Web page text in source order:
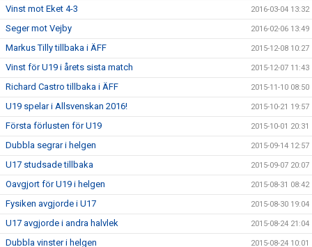
Vinst mot Eket 4-3 2016-03-04 13:32
Seger mot Vejby 2016-02-06 13:49
Markus Tilly tillbaka i ÄFF 2015-12-08 10:27
Vinst för U19 i årets sista match 2015-12-07 11:43
Richard Castro tillbaka i ÄFF 2015-11-10 08:50
U19 spelar i Allsvenskan 2016! 2015-10-21 19:57
Första förlusten för U19 2015-10-01 20:31
Dubbla segrar i helgen 2015-09-14 12:57
U17 studsade tillbaka 2015-09-07 20:07
Oavgjort för U19 i helgen 2015-08-31 08:42
Fysiken avgjorde i U17 2015-08-30 19:04
U17 avgjorde i andra halvlek 2015-08-24 21:04
Dubbla vinster i helgen 2015-08-24 10:01